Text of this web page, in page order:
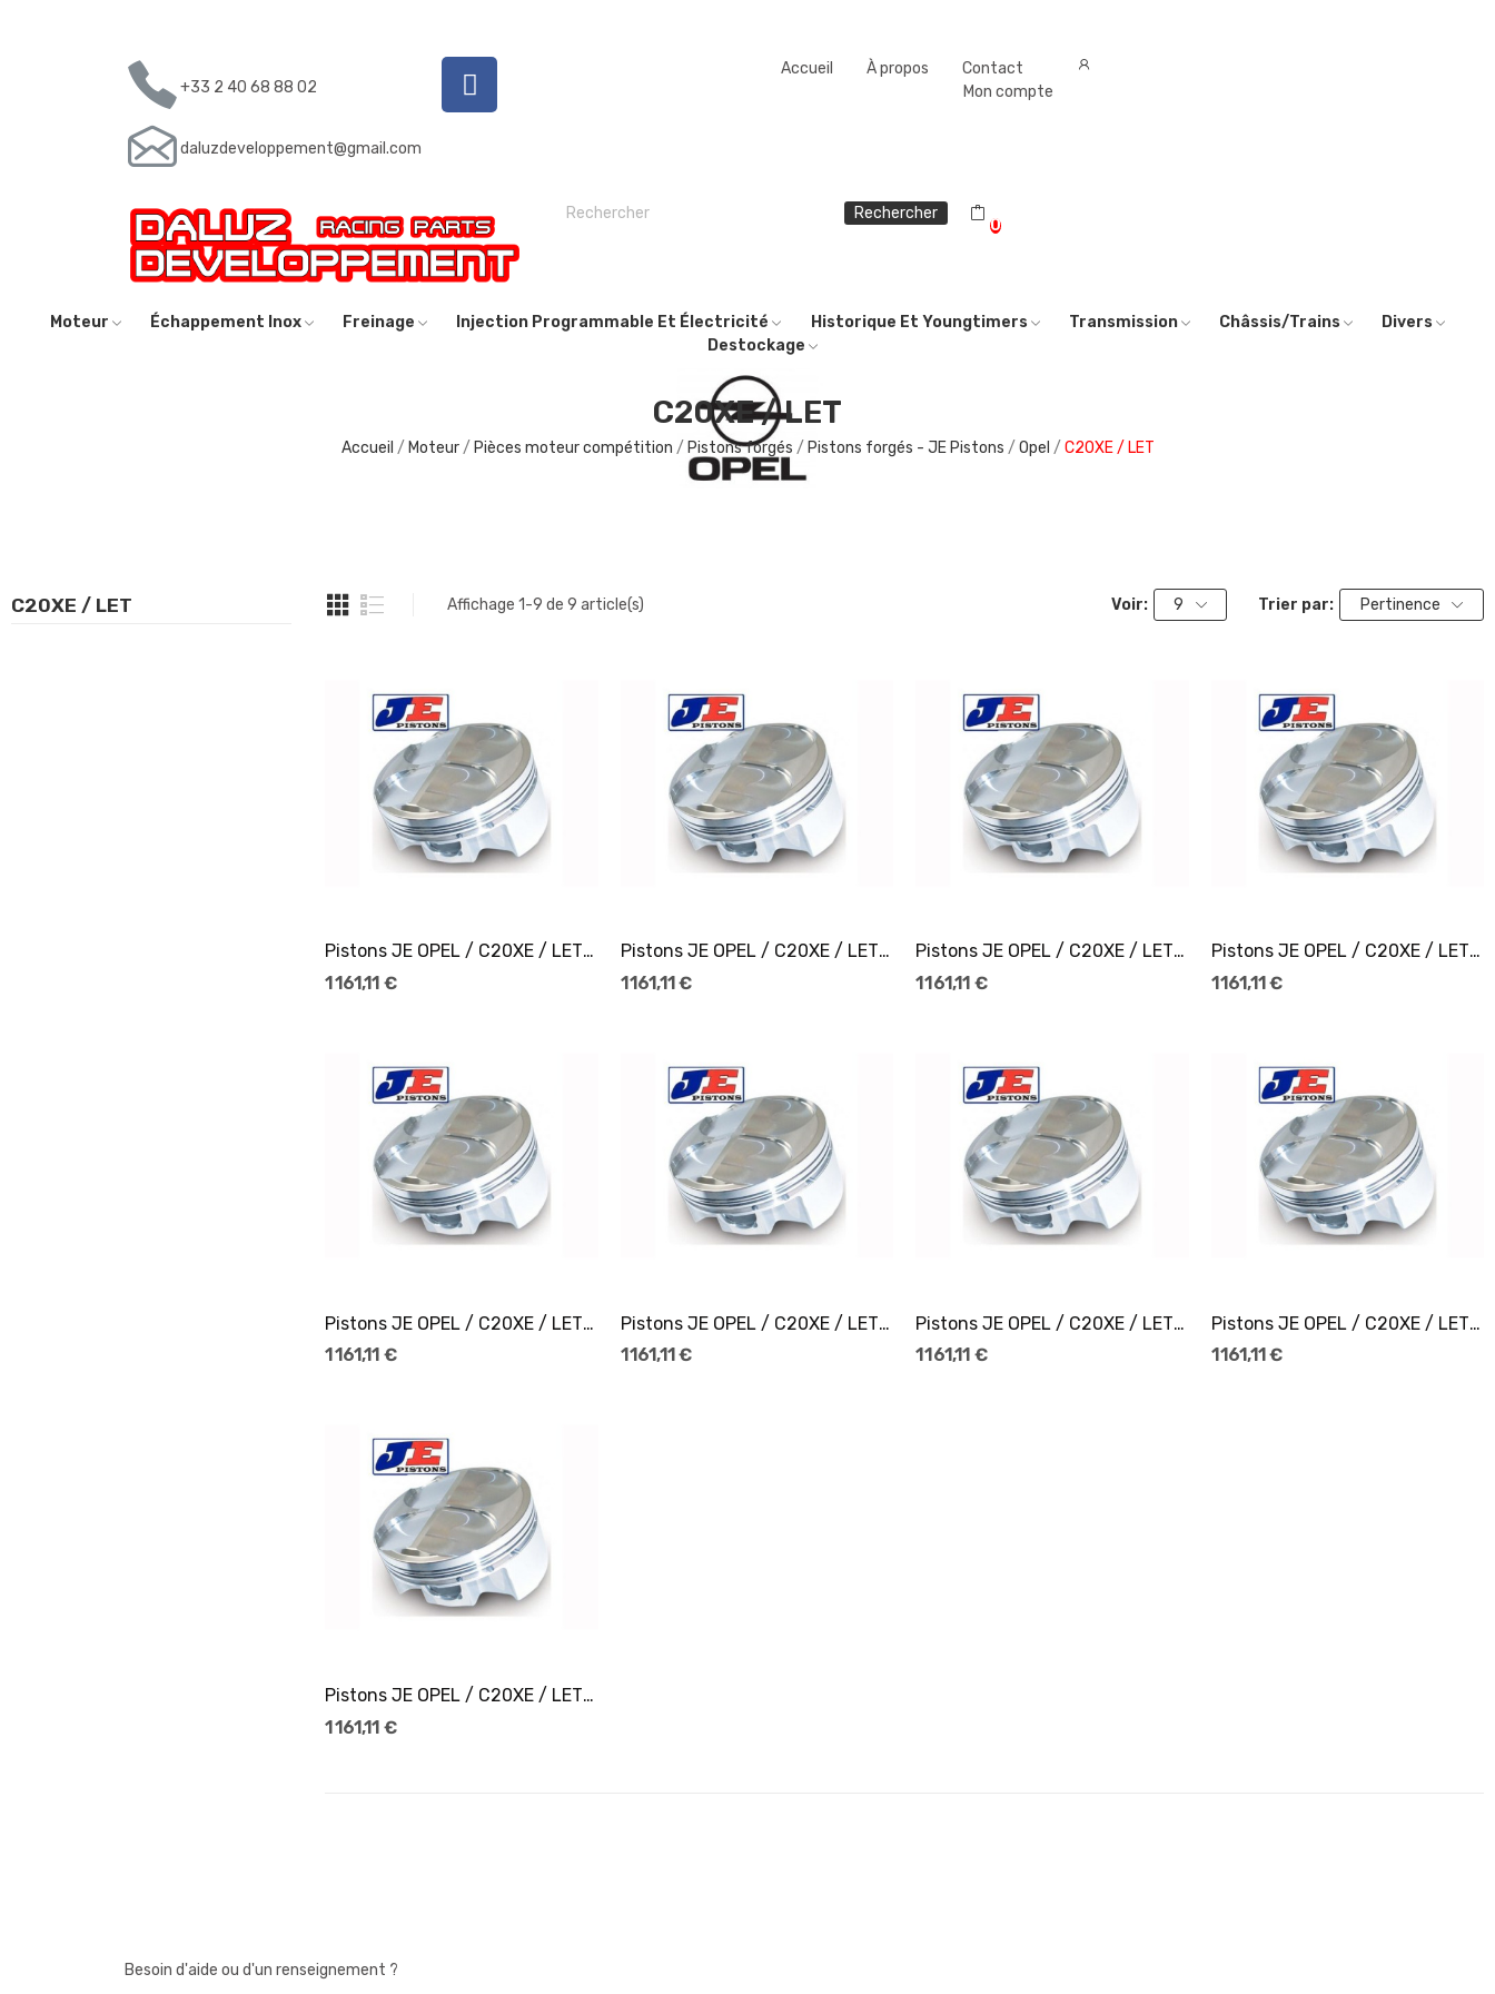
+33 2 40 68 88 02
daluzdeveloppement@gmail.com
Accueil À propos
Contact
Mon compte
Rechercher
0
Moteur Échappement Inox Freinage Injection Programmable Et Électricité Historique Et Youngtimers Transmission Châssis/Trains
Divers
Destockage
C20XE / LET
Accueil Moteur Pièces moteur compétition Pistons forgés Pistons forgés - JE Pistons Opel C20XE / LET
C20XE / LET Affichage 1-9 de 9 article(s) Voir: 9 Trier par: Pertinence
Pistons JE OPEL / C20XE / LET Ø86
1 161,11 €
Pistons JE OPEL / C20XE / LET Ø86,5
1 161,11 €
Pistons JE OPEL / C20XE / LET Ø87
1 161,11 €
Pistons JE OPEL / C20XE / LET Ø87
1 161,11 €
Pistons JE OPEL / C20XE / LET Ø86
1 161,11 €
Pistons JE OPEL / C20XE / LET Ø86,5
1 161,11 €
Pistons JE OPEL / C20XE / LET Ø87,5
1 161,11 €
Pistons JE OPEL / C20XE / LET Ø86,25
1 161,11 €
Pistons JE OPEL / C20XE / LET Ø86,25
1 161,11 €
Besoin d'aide ou d'un renseignement ?